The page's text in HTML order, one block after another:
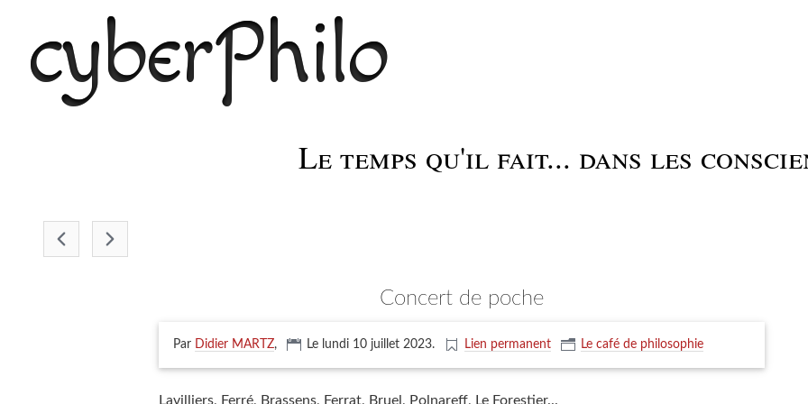
cyberPhilo
Le temps qu'il fait... dans les
concert de poche
Par Didier MARTZ, Le lundi 10 juillet 2023. Lien permanent Le café de philosophie
Lavilliers, Ferré, Brassens, Ferrat, Bruel, Polnareff, Le Forestier...